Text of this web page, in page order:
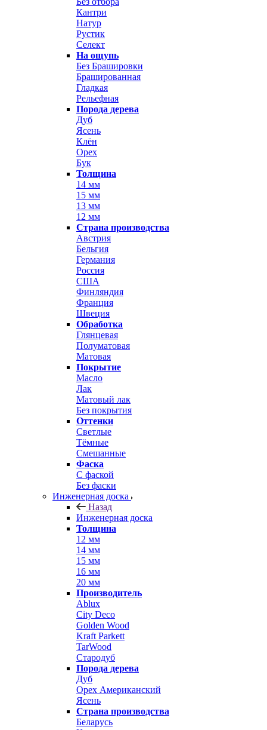
Кантри
Натур
Рустик
Селект
На ощупь
Без Брашировки
Брашированная
Гладкая
Рельефная
Порода дерева
Дуб
Ясень
Клён
Орех
Бук
Толщина
14 мм
15 мм
13 мм
12 мм
Страна производства
Австрия
Бельгия
Германия
Россия
США
Финляндия
Франция
Швеция
Обработка
Глянцевая
Полуматовая
Матовая
Покрытие
Масло
Лак
Матовый лак
Без покрытия
Оттенки
Светлые
Тёмные
Смешанные
Фаска
С фаской
Без фаски
Инженерная доска
Назад
Инженерная доска
Толщина
12 мм
14 мм
15 мм
16 мм
20 мм
Производитель
Ablux
City Deco
Golden Wood
Kraft Parkett
TarWood
Стародуб
Порода дерева
Дуб
Орех Американский
Ясень
Страна производства
Беларусь